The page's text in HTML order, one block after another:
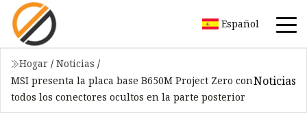
Español
Hogar / Noticias /
MSI presenta la placa base B650M Project Zero con
todos los conectores ocultos en la parte posterior
Noticias